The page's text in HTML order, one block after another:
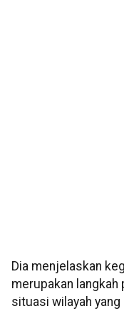
Dia menjelaskan
merupakan
situasi wilayah